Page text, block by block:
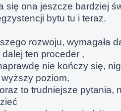
się ona jeszcze bardziej
bytu tu i teraz.
rozwoju, wymagała
dalej ten proceder ,
nie kończy się,
poziom,
to trudniejsze pytania,